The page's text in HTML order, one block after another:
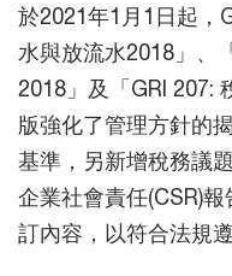
於2021年1月1日起，
水與放流水2018」、
2018」及「GRI 207:
版強化了管理方針的
基準，另新增稅務議
企業社會責任(CSR)
訂內容，以符合法規